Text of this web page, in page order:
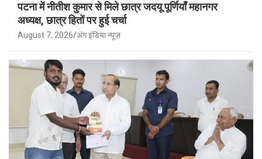
पटना में नीतीश कुमार से मिले छात्र जदयू पूर्णियाँ महानगर
अध्यक्ष, छात्र हितों पर हुई चर्चा
August 7, 2026 अंग इंडिया न्यूज़